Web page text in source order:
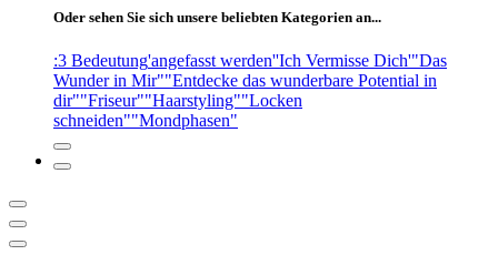
Oder sehen Sie sich unsere beliebten Kategorien an...
:3 Bedeutung'angefasst werden''Ich Vermisse Dich'"Das
Wunder in Mir""Entdecke das wunderbare Potential in
dir""Friseur""Haarstyling""Locken
schneiden""Mondphasen"